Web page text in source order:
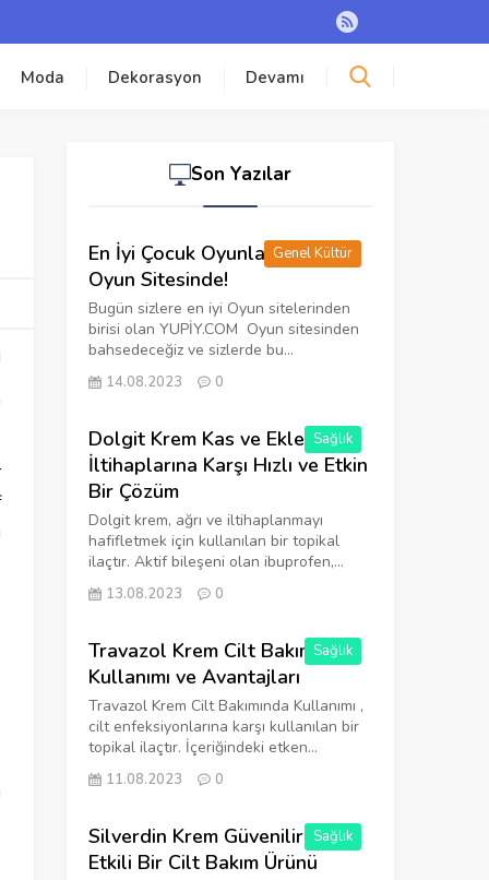
Moda Dekorasyon Devamı
Son Yazılar
Genel Kültür
En İyi Çocuk Oyunları Yupiy
Oyun Sitesinde!
Bugün sizlere en iyi Oyun sitelerinden
birisi olan YUPİY.COM Oyun sitesinden
bahsedeceğiz ve sizlerde bu...
14.08.2023 0
Sağlık
Dolgit Krem Kas ve Eklem
İltihaplarına Karşı Hızlı ve Etkin
Bir Çözüm
Dolgit krem, ağrı ve iltihaplanmayı
hafifletmek için kullanılan bir topikal
ilaçtır. Aktif bileşeni olan ibuprofen,...
13.08.2023 0
Sağlık
Travazol Krem Cilt Bakımında
Kullanımı ve Avantajları
Travazol Krem Cilt Bakımında Kullanımı ,
cilt enfeksiyonlarına karşı kullanılan bir
topikal ilaçtır. İçeriğindeki etken...
11.08.2023 0
Sağlık
Silverdin Krem Güvenilir ve
Etkili Bir Cilt Bakım Ürünü